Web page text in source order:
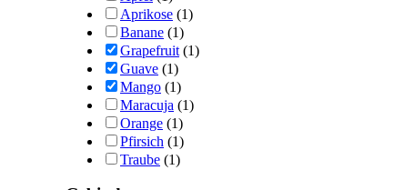
Aprikose (1)
Banane (1)
Grapefruit (1)
Guave (1)
Mango (1)
Maracuja (1)
Orange (1)
Pfirsich (1)
Traube (1)